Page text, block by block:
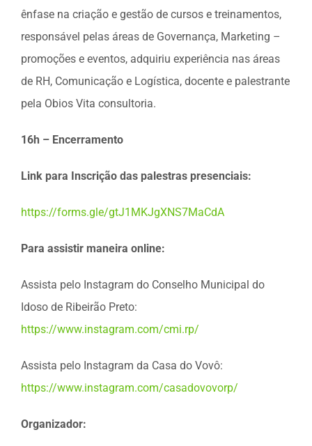
ênfase na criação e gestão de cursos e treinamentos,
responsável pelas áreas de Governança, Marketing –
promoções e eventos, adquiriu experiência nas áreas
de RH, Comunicação e Logística, docente e palestrante
pela Obios Vita consultoria.
16h – Encerramento
Link para Inscrição das palestras presenciais:
https://forms.gle/gtJ1MKJgXNS7MaCdA
Para assistir maneira online:
Assista pelo Instagram do Conselho Municipal do
Idoso de Ribeirão Preto:
https://www.instagram.com/cmi.rp/
Assista pelo Instagram da Casa do Vovô:
https://www.instagram.com/casadovovorp/
Organizador: